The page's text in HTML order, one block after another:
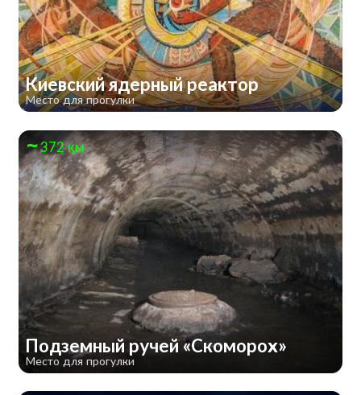
Киевский ядерный реактор
Место для прогулки
372 км
Подземный ручей «Скоморох»
Место для прогулки